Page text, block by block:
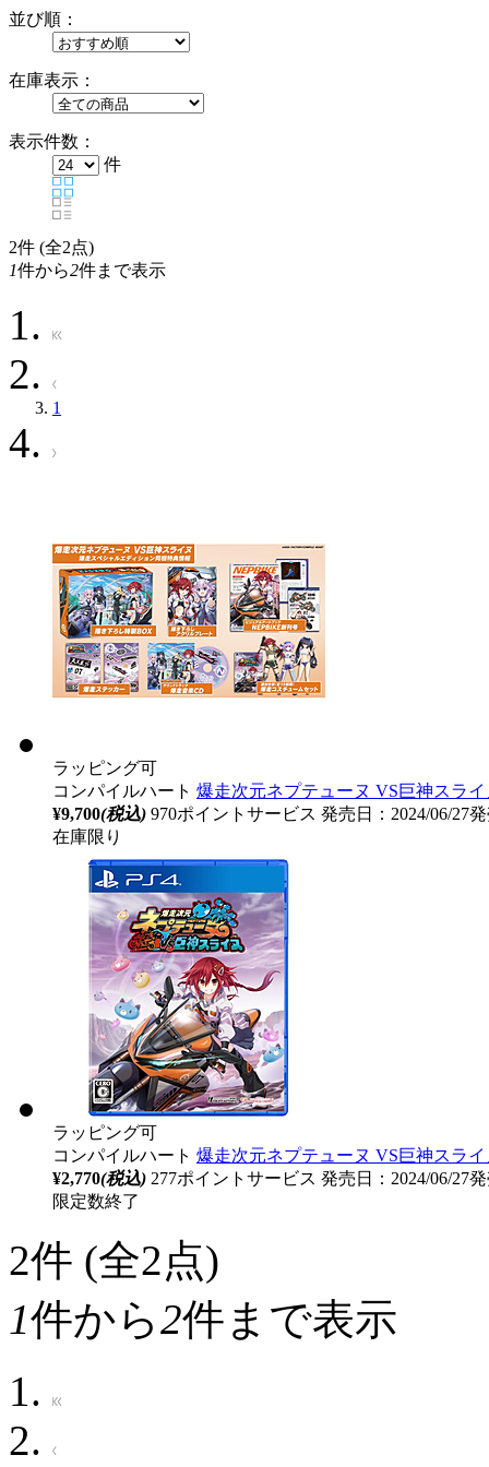
並び順：
在庫表示：
表示件数：
件
2件 (全2点)
1件から2件まで表示
1
ラッピング可
コンパイルハート 爆走次元ネプテューヌ VS巨神スラ
¥9,700(税込) 970ポイントサービス 発売日：2024/06/27
在庫限り
ラッピング可
コンパイルハート 爆走次元ネプテューヌ VS巨神スラ
¥2,770(税込) 277ポイントサービス 発売日：2024/06/27
限定数終了
2件 (全2点)
1件から2件まで表示